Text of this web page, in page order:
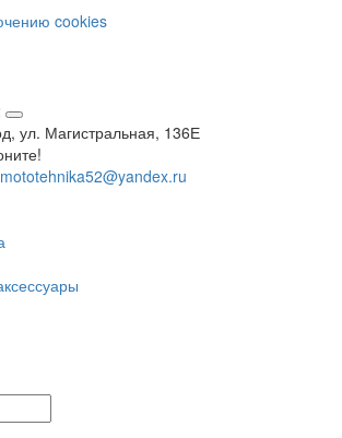
cookies
ул. Магистральная, 136Е
mototehnika52@yandex.ru